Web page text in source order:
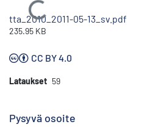
Ladataan...
tta_2010_2011-05-13_sv.pdf
235.95 KB
CC BY 4.0
Lataukset 59
Pysyvä osoite